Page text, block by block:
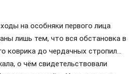
на особняки первого лица
лишь тем, что вся обстановка в
коврика до чердачных стропил…
о чём свидетельствовали